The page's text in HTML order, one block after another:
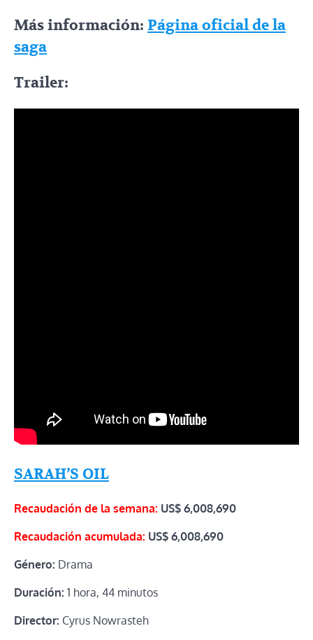
Más información: Página oficial de la
saga
Trailer:
SARAH’S OIL
Recaudación de la semana: US$ 6,008,690
Recaudación acumulada: US$ 6,008,690
Género: Drama
Duración: 1 hora, 44 minutos
Director: Cyrus Nowrasteh